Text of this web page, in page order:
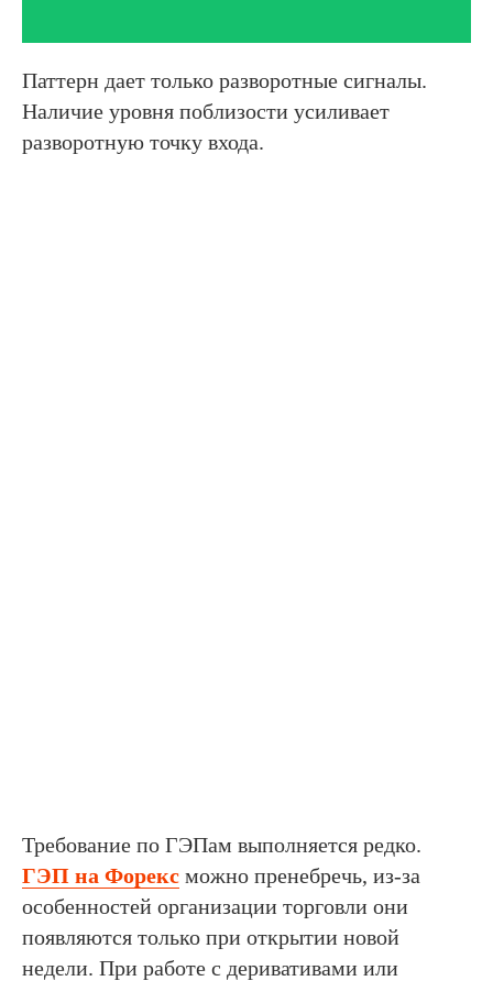
Паттерн дает только разворотные сигналы.
Наличие уровня поблизости усиливает
разворотную точку входа.
Требование по ГЭПам выполняется редко.
ГЭП на Форекс можно пренебречь, из-за
особенностей организации торговли они
появляются только при открытии новой
недели. При работе с деривативами или